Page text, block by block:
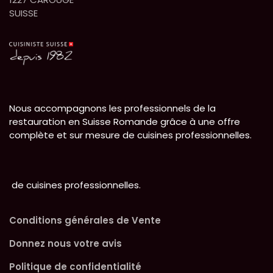
SUISSE
Nous accompagnons les professionnels de la
restauration en Suisse Romande grâce à une offre
complète et sur mesure de cuisines professionnelles.
de cuisines professionnelles.
Conditions générales de Vente
Donnez nous votre avis
Politique de confidentialité